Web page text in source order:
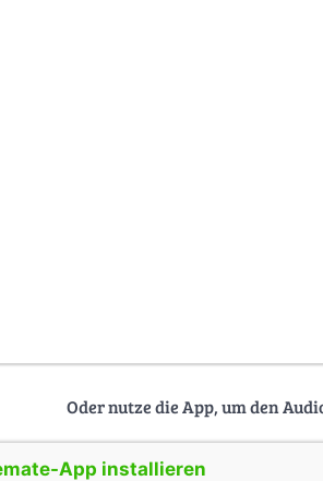
Oder nutze die App, um den
App installieren